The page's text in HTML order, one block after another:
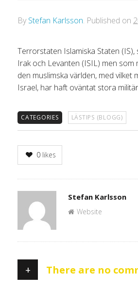
By Stefan Karlsson. Published on
Terrorstaten Islamiska Staten (IS),
Irak och Levanten (ISIL) men
den muslimska världen, med
Israel, har haft oväntat stora
CATEGORIES LÄSTIPS (BLOGG)
0 likes
Author
Stefan Karlsson
Website
+ There are no